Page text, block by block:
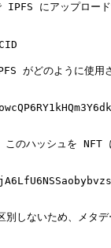
にアップロード
がどのように使用
このハッシュを NFT
しないため、メタ